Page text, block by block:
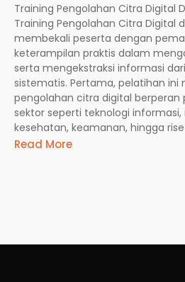
Training Pengolahan Citra Digital
Training Pengolahan Citra Digital
membekali peserta dengan
keterampilan praktis dalam
serta mengekstraksi informasi
sistematis. Pertama, pelatihan ini
pengolahan citra digital
sektor seperti teknologi
kesehatan, keamanan, hingga
Read More